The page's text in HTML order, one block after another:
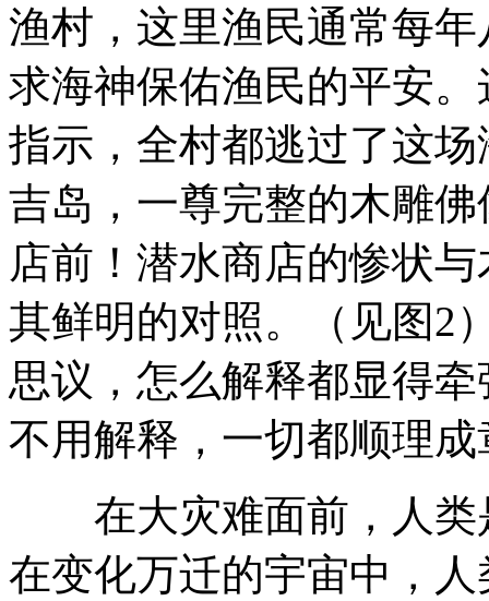
渔村，这里渔民通常每
求海神保佑渔民的平安
指示，全村都逃过了这
吉岛，一尊完整的木雕
店前！潜水商店的惨状
其鲜明的对照。（见图2
思议，怎么解释都显得
不用解释，一切都顺理成
在大灾难面前，人类
在变化万迁的宇宙中，